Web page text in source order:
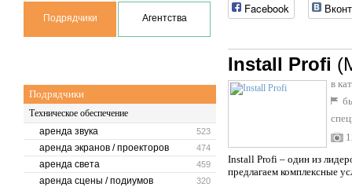
Подрядчики Агентства
Подрядчики
Техническое обеспечение
523
аренда звука
474
аренда экранов / проекторов
459
аренда света
320
аренда сцены / подиумов
Facebook
Install Profi
в
Install Profi – один из
предлагаем комплексные